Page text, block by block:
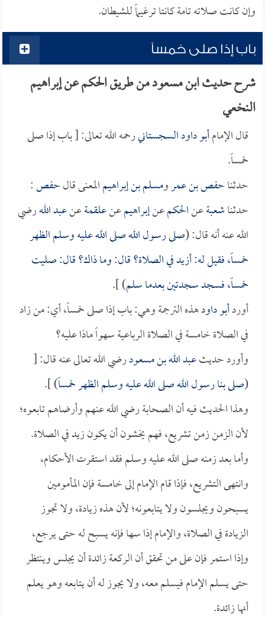
وإن كانت صلاته تامة كانتا ترغيماً للشيطان.
باب إذا صلى خمساً
شرح حديث ابن مسعود من طريق الحكم عن إبراهيم
النخعي
قال الإمامأبو داود السجستانيرحمه الله تعالى: [ باب إذا صلى
خمساً.
حدثناحفص بن عمرومسلم بن إبراهيمالمعنى قالحفص:
حدثناشعبةعنالحكمعنإبراهيمعنعلقمةعنعبد اللهرضي
الله عنه أنه قال: (صلى رسول الله صلى الله عليه وسلم الظهر
خمساً، فقيل له: أزيد في الصلاة؟ قال: وما ذاك؟ قال: صليت
خمساً، فسجد سجدتين بعدما سلم) ].
أوردأبو داودهذه الترجمة وهي: باب إذا صلى خمساً، أي: من زاد
في الصلاة خامسة في الصلاة الرباعية سهواً ماذا عليه؟
وأورد حديثعبد الله بن مسعودرضي الله تعالى عنه قال: [
(صلى بنا رسول الله صلى الله عليه وسلم الظهر خمساً) ].
وهذا الحديث فيه أن الصحابة رضي الله عنهم وأرضاهم تابعوه؛
لأن الزمن زمن تشريع، فهم يخشون أن يكون زيد في الصلاة.
وأما بعد زمنه صلى الله عليه وسلم فقد استقرت الأحكام،
وانتهى التشريع، فإذا قام الإمام إلى خامسة فإن المأمومين
يسبحون ويجلسون ولا يتابعونه؛ لأن هذه زيادة، ولا تجوز
الزيادة في الصلاة، والإمام إذا سها فإنه يسبح له حتى يرجع،
وإذا استمر فإن على من تحقق أن الركعة زائدة أن يجلس وينتظر
حتى يسلم الإمام فيسلم معه، ولا يجوز له أن يتابعه وهو يعلم
أنها زائدة.